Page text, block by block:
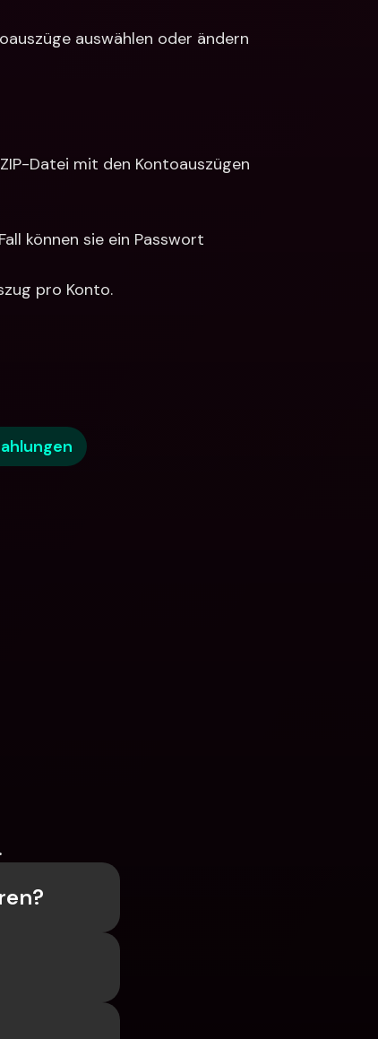
auswählen oder ändern
Datei mit den Kontoauszügen
können sie ein Passwort
pro Konto.